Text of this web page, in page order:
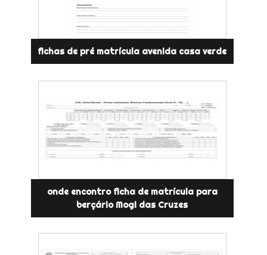
fichas de pré matrícula avenida casa verde
onde encontro ficha de matrícula para
berçário Mogi das Cruzes